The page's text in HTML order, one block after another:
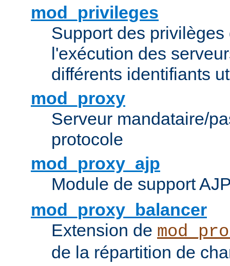
mod_privileges
Support des
l'exécution des
différents identifiants
mod_proxy
Serveur mandataire/
protocole
mod_proxy_ajp
Module de support
mod_proxy_balancer
Extension de
de la répartition de